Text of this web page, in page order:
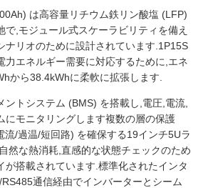
は高容量リチウム鉄リン酸塩 (LFP)
で,モジュール式スケーラビリティを備え
ナリオのために設計されています.1P15S
力エネルギー需要に対応するために,エネ
から38.4kWhに柔軟に拡張します.
ントシステム (BMS) を搭載し,電圧,電流,
にモニタリングします複数の層の保護
流/過温/短回路) を確保する19インチ5Uラ
然な熱消耗,直感的な状態チェックのため
が搭載されています.標準化されたインタ
通信経由でインバーターとシーム